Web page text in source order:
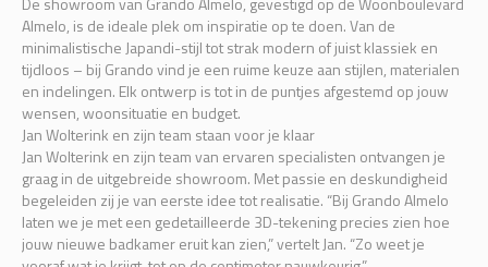
Almelo, is de ideale plek om inspiratie op te doen. Van de
minimalistische Japandi-stijl tot strak modern of juist klassiek en
tijdloos – bij Grando vind je een ruime keuze aan stijlen, materialen
en indelingen. Elk ontwerp is tot in de puntjes afgestemd op jouw
wensen, woonsituatie en budget.
Jan Wolterink en zijn team staan voor je klaar
Jan Wolterink en zijn team van ervaren specialisten ontvangen je
graag in de uitgebreide showroom. Met passie en deskundigheid
begeleiden zij je van eerste idee tot realisatie. “Bij Grando Almelo
laten we je met een gedetailleerde 3D-tekening precies zien hoe
jouw nieuwe badkamer eruit kan zien,” vertelt Jan. “Zo weet je